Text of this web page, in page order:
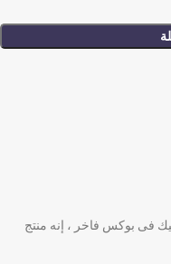
فى بوكس فاخر ، إنه منتج